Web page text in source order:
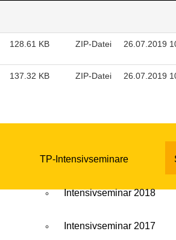
128.61 KB ZIP-Datei 26.07.2019
137.32 KB ZIP-Datei 26.07.2019
TP-Intensivseminare
Intensivseminar 2018
Intensivseminar 2017